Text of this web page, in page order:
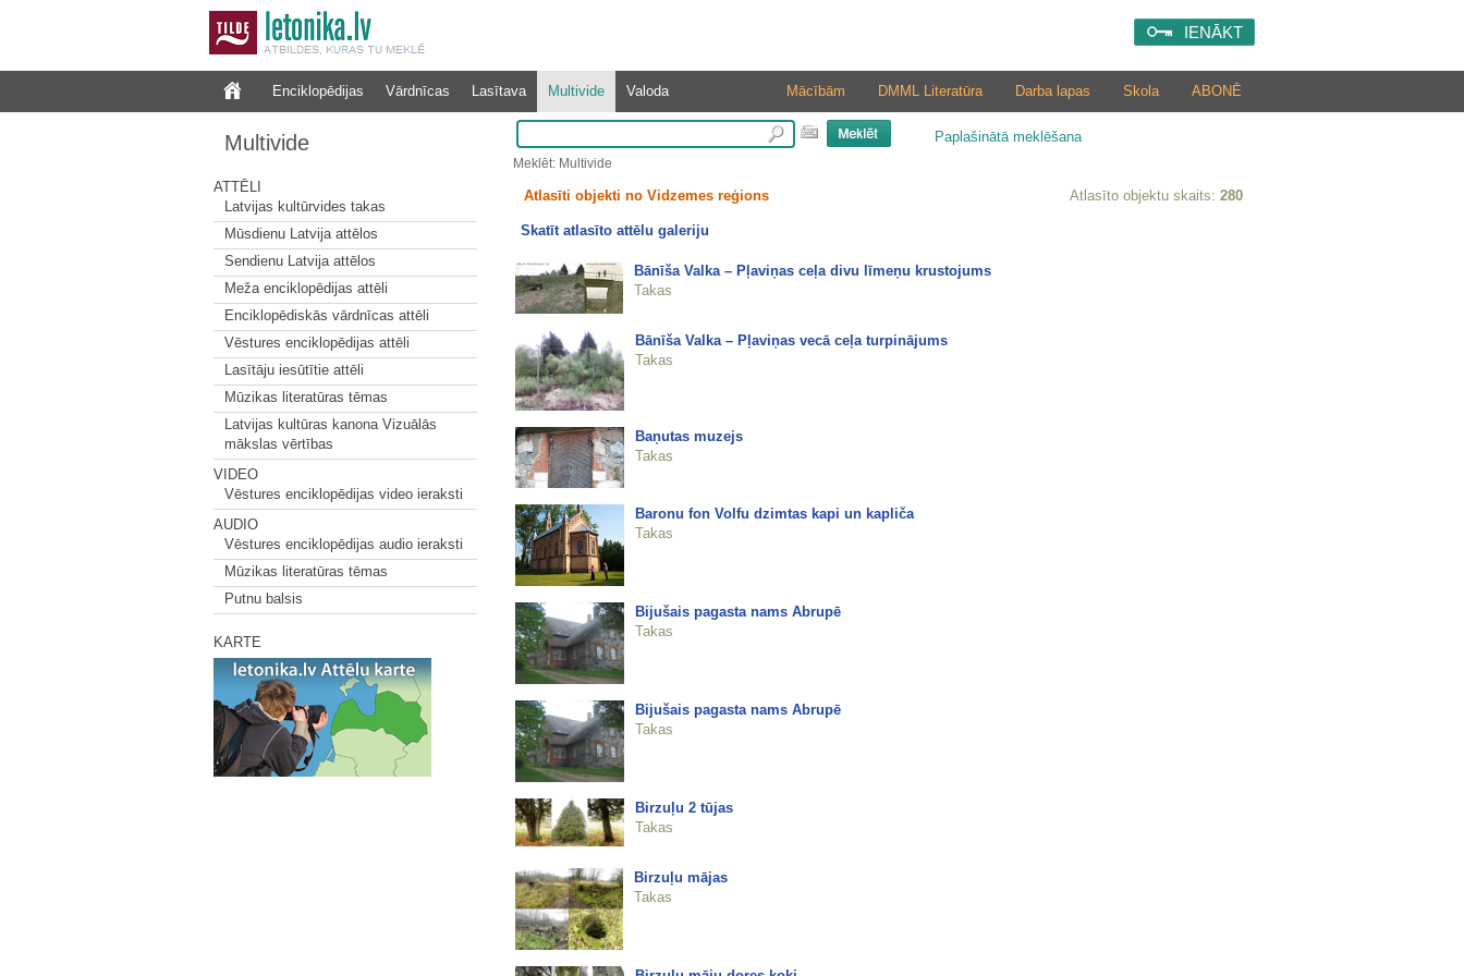
IENĀKT
Enciklopēdijas Vārdnīcas Lasītava Multivide Valoda ABONĒ
Skola
Darba lapas
DMML Literatūra
Mācībām
Multivide
ATTĒLI
Latvijas kultūrvides takas
Mūsdienu Latvija attēlos
Sendienu Latvija attēlos
Meža enciklopēdijas attēli
Enciklopēdiskās vārdnīcas attēli
Vēstures enciklopēdijas attēli
Lasītāju iesūtītie attēli
Mūzikas literatūras tēmas
Latvijas kultūras kanona Vizuālās
mākslas vērtības
VIDEO
Vēstures enciklopēdijas video ieraksti
AUDIO
Vēstures enciklopēdijas audio ieraksti
Mūzikas literatūras tēmas
Putnu balsis
KARTE
Paplašinātā meklēšana
Meklēt: Multivide
Atlasīti objekti no Vidzemes reģions Atlasīto objektu skaits: 280
Skatīt atlasīto attēlu galeriju
Bānīša Valka – Pļaviņas ceļa divu līmeņu krustojums
Takas
Bānīša Valka – Pļaviņas vecā ceļa turpinājums
Takas
Baņutas muzejs
Takas
Baronu fon Volfu dzimtas kapi un kapliča
Takas
Bijušais pagasta nams Abrupē
Takas
Bijušais pagasta nams Abrupē
Takas
Birzuļu 2 tūjas
Takas
Birzuļu mājas
Takas